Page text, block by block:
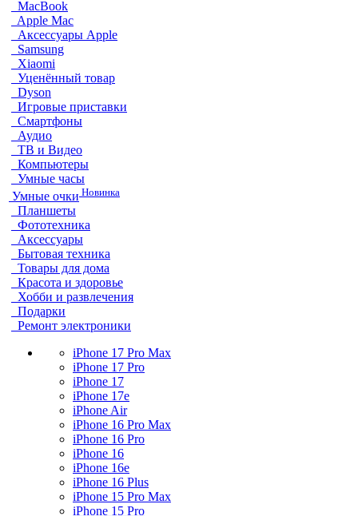
MacBook
Apple Mac
Аксессуары Apple
Samsung
Xiaomi
Уценённый товар
Dyson
Игровые приставки
Смартфоны
Аудио
ТВ и Видео
Компьютеры
Умные часы
Умные очки Новинка
Планшеты
Фототехника
Аксессуары
Бытовая техника
Товары для дома
Красота и здоровье
Хобби и развлечения
Подарки
Ремонт электроники
iPhone 17 Pro Max
iPhone 17 Pro
iPhone 17
iPhone 17e
iPhone Air
iPhone 16 Pro Max
iPhone 16 Pro
iPhone 16
iPhone 16e
iPhone 16 Plus
iPhone 15 Pro Max
iPhone 15 Pro